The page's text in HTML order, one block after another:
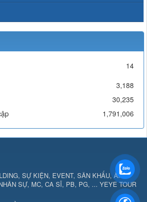
14
3,188
30,235
1,791,006
SỰ KIỆN, EVENT, SÂN KHẤU, ÂM
SỰ, MC, CA SĨ, PB, PG, ... YEYE TOUR